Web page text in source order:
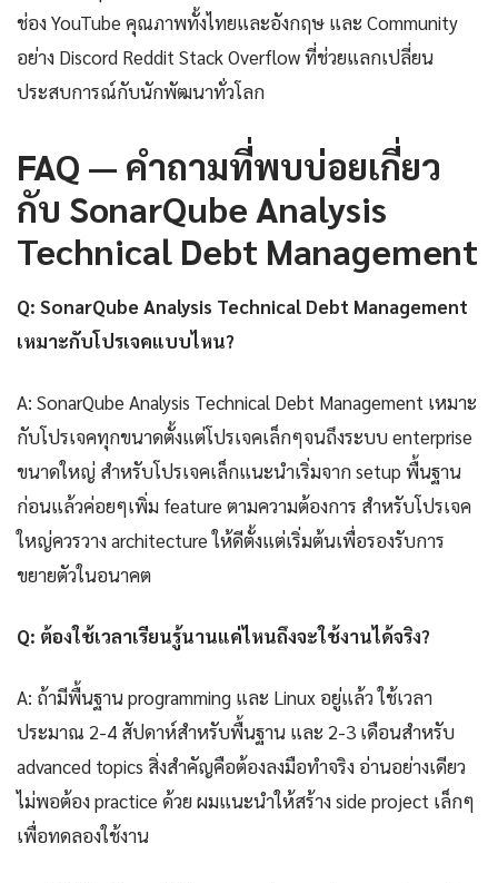
ช่อง YouTube คุณภาพทั้งไทยและอังกฤษ และ Community
อย่าง Discord Reddit Stack Overflow ที่ช่วยแลกเปลี่ยน
ประสบการณ์กับนักพัฒนาทั่วโลก
FAQ — คำถามที่พบบ่อยเกี่ยว
กับ SonarQube Analysis
Technical Debt Management
Q: SonarQube Analysis Technical Debt Management
เหมาะกับโปรเจคแบบไหน?
A: SonarQube Analysis Technical Debt Management เหมาะ
กับโปรเจคทุกขนาดตั้งแต่โปรเจคเล็กๆจนถึงระบบ enterprise
ขนาดใหญ่ สำหรับโปรเจคเล็กแนะนำเริ่มจาก setup พื้นฐาน
ก่อนแล้วค่อยๆเพิ่ม feature ตามความต้องการ สำหรับโปรเจค
ใหญ่ควรวาง architecture ให้ดีตั้งแต่เริ่มต้นเพื่อรองรับการ
ขยายตัวในอนาคต
Q: ต้องใช้เวลาเรียนรู้นานแค่ไหนถึงจะใช้งานได้จริง?
A: ถ้ามีพื้นฐาน programming และ Linux อยู่แล้ว ใช้เวลา
ประมาณ 2-4 สัปดาห์สำหรับพื้นฐาน และ 2-3 เดือนสำหรับ
advanced topics สิ่งสำคัญคือต้องลงมือทำจริง อ่านอย่างเดียว
ไม่พอต้อง practice ด้วย ผมแนะนำให้สร้าง side project เล็กๆ
เพื่อทดลองใช้งาน